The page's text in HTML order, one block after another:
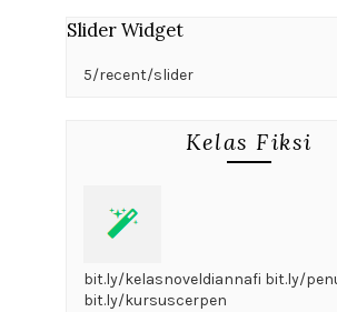
Slider Widget
5/recent/slider
Kelas Fiksi
bit.ly/kelasnoveldiannafi bit.ly/
bit.ly/kursuscerpen